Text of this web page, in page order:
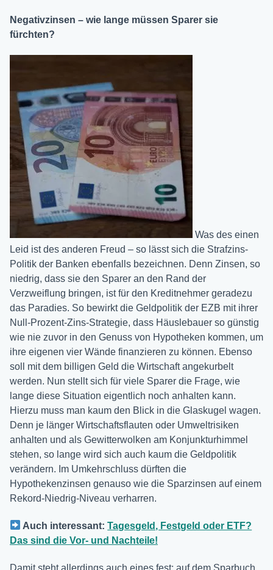
Negativzinsen – wie lange müssen Sparer sie
fürchten?
Was des einen
Leid ist des anderen Freud – so lässt sich die Strafzins-
Politik der Banken ebenfalls bezeichnen. Denn Zinsen, so
niedrig, dass sie den Sparer an den Rand der
Verzweiflung bringen, ist für den Kreditnehmer geradezu
das Paradies. So bewirkt die Geldpolitik der EZB mit ihrer
Null-Prozent-Zins-Strategie, dass Häuslebauer so günstig
wie nie zuvor in den Genuss von Hypotheken kommen, um
ihre eigenen vier Wände finanzieren zu können. Ebenso
soll mit dem billigen Geld die Wirtschaft angekurbelt
werden. Nun stellt sich für viele Sparer die Frage, wie
lange diese Situation eigentlich noch anhalten kann.
Hierzu muss man kaum den Blick in die Glaskugel wagen.
Denn je länger Wirtschaftsflauten oder Umweltrisiken
anhalten und als Gewitterwolken am Konjunkturhimmel
stehen, so lange wird sich auch kaum die Geldpolitik
verändern. Im Umkehrschluss dürften die
Hypothekenzinsen genauso wie die Sparzinsen auf einem
Rekord-Niedrig-Niveau verharren.
Auch interessant:Tagesgeld, Festgeld oder ETF?
Das sind die Vor- und Nachteile!
Damit steht allerdings auch eines fest: auf dem Sparbuch